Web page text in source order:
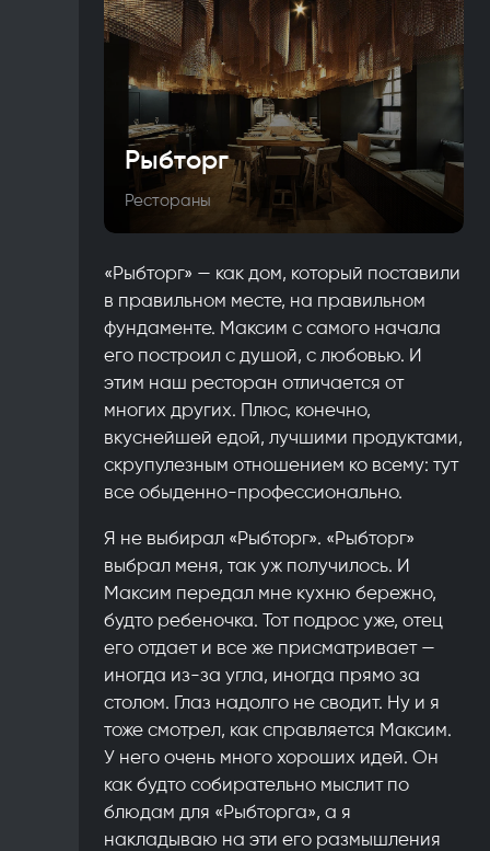
«Рыбторг» — как дом, который поставили
в правильном месте, на правильном
фундаменте. Максим с самого начала
его построил с душой, с любовью. И
этим наш ресторан отличается от
многих других. Плюс, конечно,
вкуснейшей едой, лучшими продуктами,
скрупулезным отношением ко всему: тут
все обыденно-профессионально.
Я не выбирал «Рыбторг». «Рыбторг»
выбрал меня, так уж получилось. И
Максим передал мне кухню бережно,
будто ребеночка. Тот подрос уже, отец
его отдает и все же присматривает —
иногда из-за угла, иногда прямо за
столом. Глаз надолго не сводит. Ну и я
тоже смотрел, как справляется Максим.
У него очень много хороших идей. Он
как будто собирательно мыслит по
блюдам для «Рыбторга», а я
накладываю на эти его размышления
Рыбторг
Рестораны